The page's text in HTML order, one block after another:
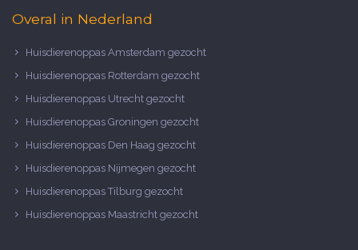
Overal in Nederland
Huisdierenoppas Amsterdam gezocht
Huisdierenoppas Rotterdam gezocht
Huisdierenoppas Utrecht gezocht
Huisdierenoppas Groningen gezocht
Huisdierenoppas Den Haag gezocht
Huisdierenoppas Nijmegen gezocht
Huisdierenoppas Tilburg gezocht
Huisdierenoppas Maastricht gezocht